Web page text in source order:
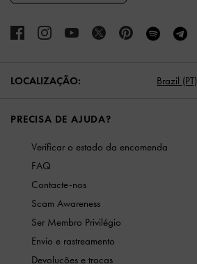
LOCALIZAÇÃO: Brazil (PT),
PRECISA DE AJUDA?
Verificar o estado da encomenda
FAQ
Contacte-nos
Scam Awareness
Ser Membro Privilégio
Envio e rastreamento
Devoluções e trocas